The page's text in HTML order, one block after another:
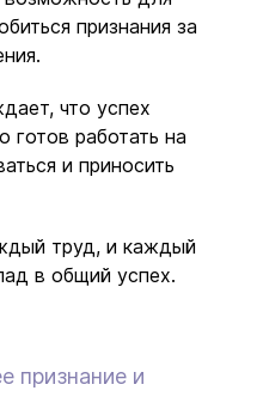
признания за
что успех
готов работать на
и приносить
труд, и каждый
в общий успех.
признание и